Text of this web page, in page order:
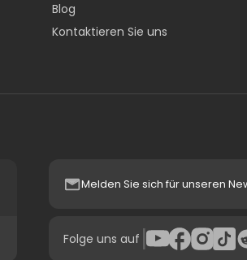
Blog
Kontaktieren Sie uns
Melden Sie sich für unseren
Folge uns auf |